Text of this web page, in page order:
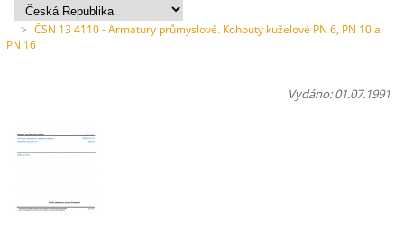
> ČSN 13 4110 - Armatury průmyslové. Kohouty kuželové PN 6, PN 10 a
PN 16
Vydáno: 01.07.1991